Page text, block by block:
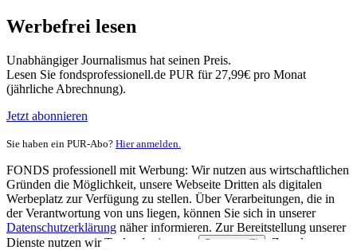
Werbefrei lesen
Unabhängiger Journalismus hat seinen Preis.
Lesen Sie fondsprofessionell.de PUR für 27,99€ pro Monat
(jährliche Abrechnung).
Jetzt abonnieren
Sie haben ein PUR-Abo? Hier anmelden.
FONDS professionell mit Werbung: Wir nutzen aus wirtschaftlichen
Gründen die Möglichkeit, unsere Webseite Dritten als digitalen
Werbeplatz zur Verfügung zu stellen. Über Verarbeitungen, die in
der Verantwortung von uns liegen, können Sie sich in unserer
Datenschutzerklärung näher informieren. Zur Bereitstellung unserer
Dienste nutzen wir Technologien von
Partnern (5)
. Zwecke: